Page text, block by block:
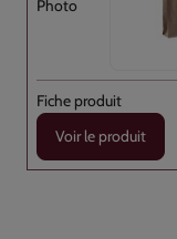
Voir le produit